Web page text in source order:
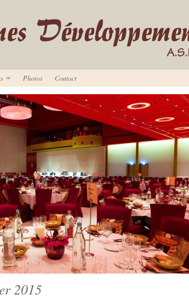
Photos Contact
2015